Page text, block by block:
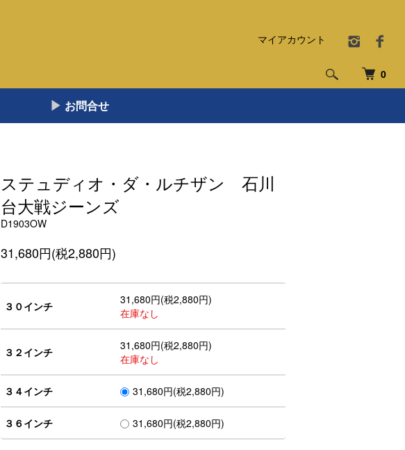
0
お問合せ
マイアカウント
ステュディオ・ダ・ルチザン 石川
台大戦ジーンズ
D1903OW
31,680円(税2,880円)
３０インチ
31,680円(税2,880円)
在庫なし
３２インチ
31,680円(税2,880円)
在庫なし
３４インチ 31,680円(税2,880円)
３６インチ 31,680円(税2,880円)